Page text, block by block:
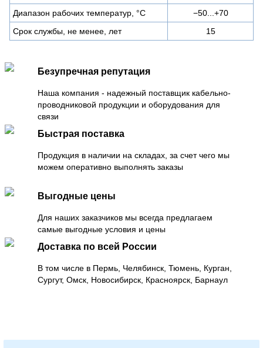
Диапазон рабочих температур, °C
−50...+70
Срок службы, не менее, лет
15
Безупречная репутация
Наша компания - надежный поставщик кабельно-
проводниковой продукции и оборудования для
связи
Быстрая поставка
Продукция в наличии на складах, за счет чего мы
можем оперативно выполнять заказы
Выгодные цены
Для наших заказчиков мы всегда предлагаем
самые выгодные условия и цены
Доставка по всей России
В том числе в Пермь, Челябинск, Тюмень, Курган,
Сургут, Омск, Новосибирск, Красноярск, Барнаул